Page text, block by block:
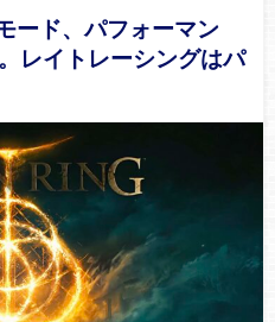
ード、パフォーマン
レイトレーシングはパ